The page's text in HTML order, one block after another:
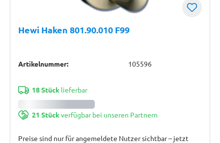
Hewi Haken 801.90.010 F99
Artikelnummer: 105596
18 Stücklieferbar
21 Stückverfügbar bei unseren Partnern
Preise sind nur für angemeldete Nutzer sichtbar – jetzt